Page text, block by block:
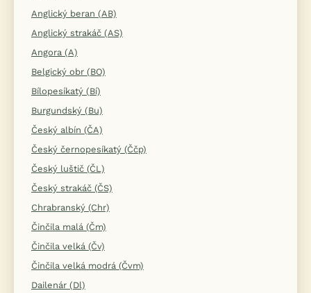
Anglický beran (AB)
Anglický strakáč (AS)
Angora (A)
Belgický obr (BO)
Bílopesíkatý (Bí)
Burgundský (Bu)
Český albín (ČA)
Český černopesíkatý (Ččp)
Český luštič (ČL)
Český strakáč (ČS)
Chrabranský (Chr)
Činčila malá (Čm)
Činčila velká (Čv)
Činčila velká modrá (Čvm)
Dailenár (Dl)